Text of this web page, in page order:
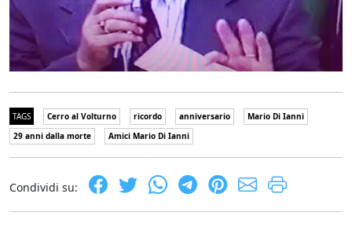
TAGS Cerro al Volturno ricordo anniversario
Mario Di Ianni
29 anni dalla morte
Amici Mario Di Ianni
Condividi su: